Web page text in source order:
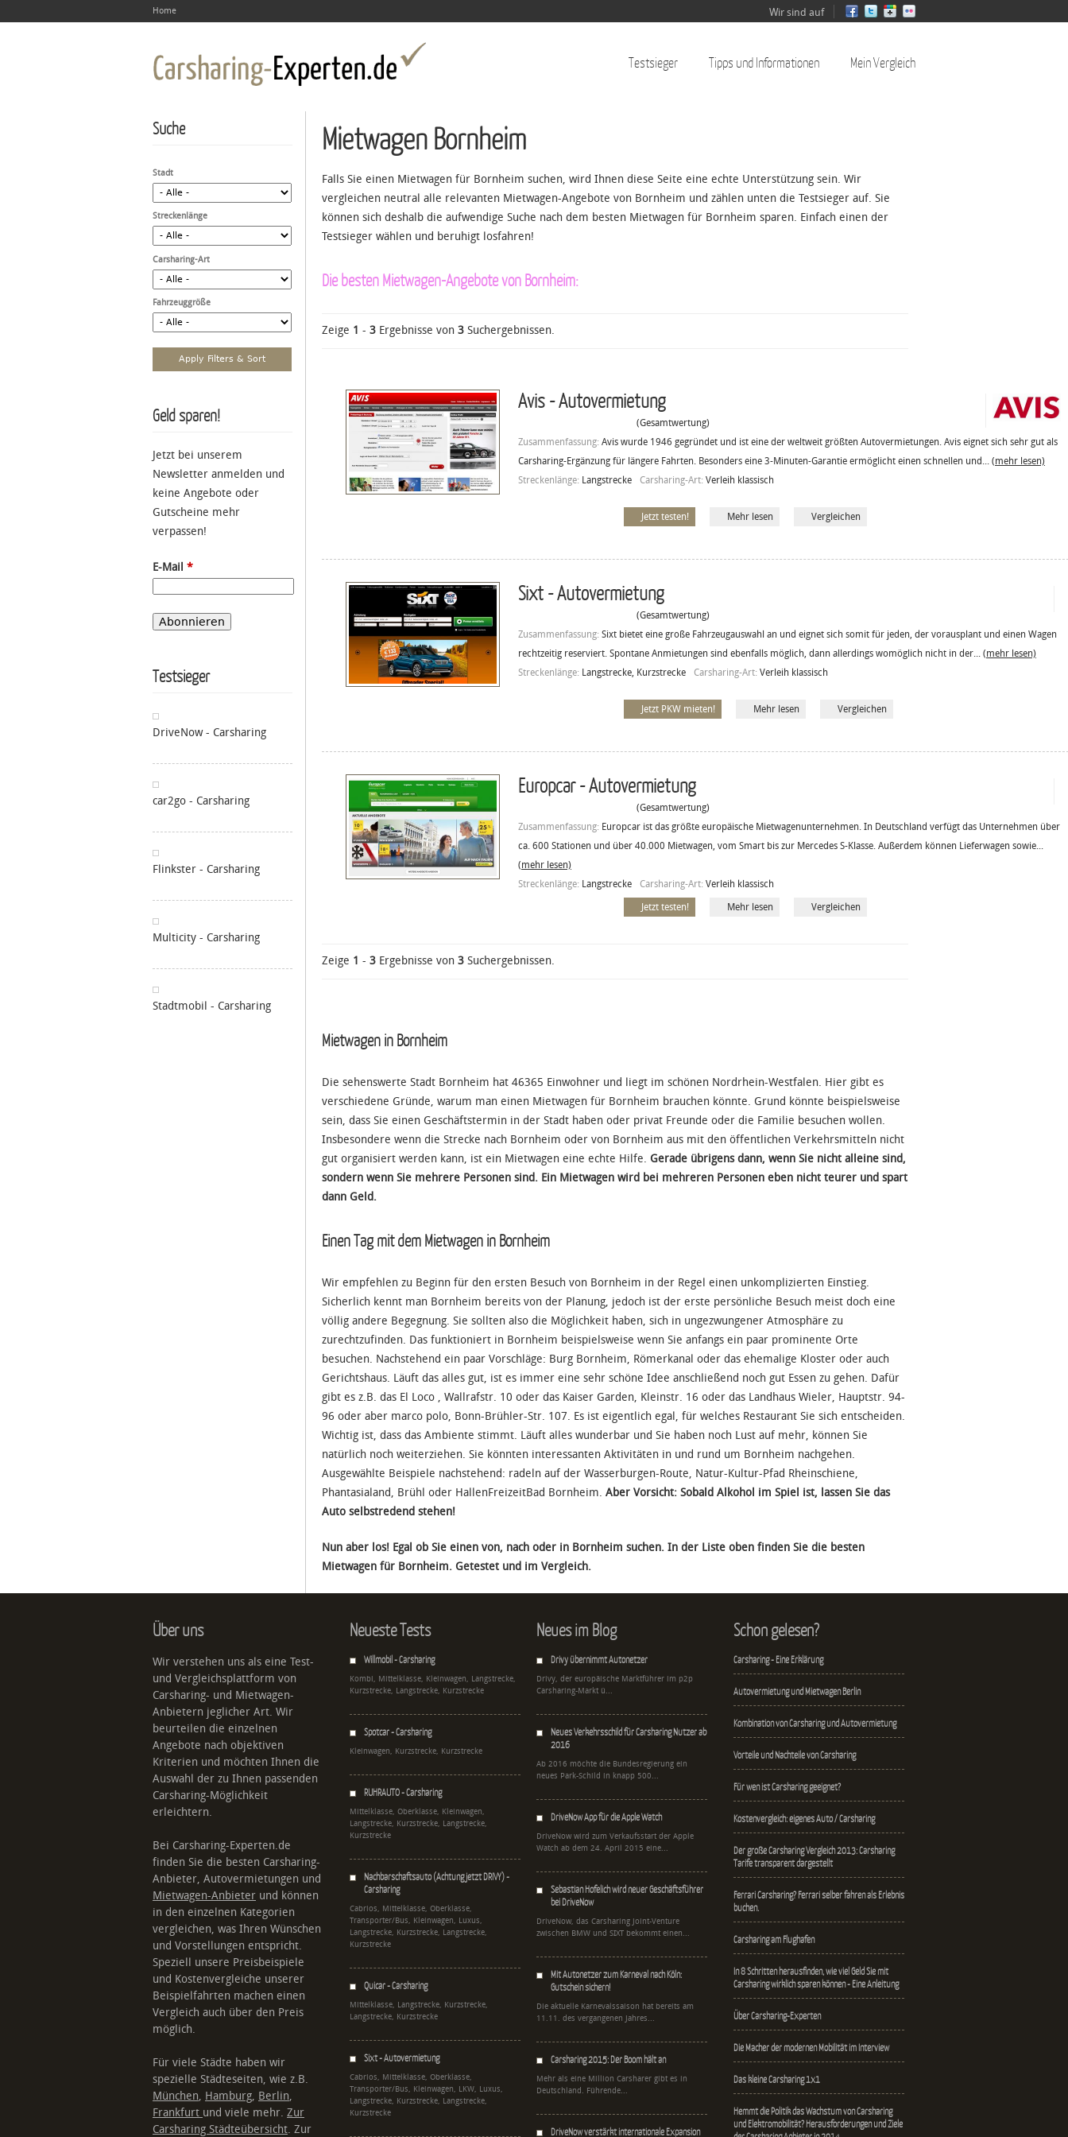
Home Wir sind auf
Testsieger Tipps und Informationen Mein Vergleich
Mietwagen Bornheim
Falls Sie einen Mietwagen für Bornheim suchen, wird Ihnen diese Seite eine echte Unterstützung sein. Wir
vergleichen neutral alle relevanten Mietwagen-Angebote von Bornheim und zählen unten die Testsieger auf. Sie
können sich deshalb die aufwendige Suche nach dem besten Mietwagen für Bornheim sparen. Einfach einen der
Testsieger wählen und beruhigt losfahren!
Die besten Mietwagen-Angebote von Bornheim:
Zeige 1 - 3 Ergebnisse von 3 Suchergebnissen.
Avis - Autovermietung
(Gesamtwertung)
Zusammenfassung: Avis wurde 1946 gegründet und ist eine der weltweit größten Autovermietungen. Avis eignet sich sehr gut als
Carsharing-Ergänzung für längere Fahrten. Besonders eine 3-Minuten-Garantie ermöglicht einen schnellen und... (mehr lesen)
Streckenlänge: Langstrecke Carsharing-Art: Verleih klassisch
Jetzt testen! Mehr lesen Vergleichen
Sixt - Autovermietung
(Gesamtwertung)
Zusammenfassung: Sixt bietet eine große Fahrzeugauswahl an und eignet sich somit für jeden, der vorausplant und einen Wagen
rechtzeitig reserviert. Spontane Anmietungen sind ebenfalls möglich, dann allerdings womöglich nicht in der... (mehr lesen)
Streckenlänge: Langstrecke, Kurzstrecke Carsharing-Art: Verleih klassisch
Jetzt PKW mieten! Mehr lesen Vergleichen
Europcar - Autovermietung
(Gesamtwertung)
Zusammenfassung: Europcar ist das größte europäische Mietwagenunternehmen. In Deutschland verfügt das Unternehmen über
ca. 600 Stationen und über 40.000 Mietwagen, vom Smart bis zur Mercedes S-Klasse. Außerdem können Lieferwagen sowie...
(mehr lesen)
Streckenlänge: Langstrecke Carsharing-Art: Verleih klassisch
Jetzt testen! Mehr lesen Vergleichen
Zeige 1 - 3 Ergebnisse von 3 Suchergebnissen.
Mietwagen in Bornheim
Die sehenswerte Stadt Bornheim hat 46365 Einwohner und liegt im schönen Nordrhein-Westfalen. Hier gibt es
verschiedene Gründe, warum man einen Mietwagen für Bornheim brauchen könnte. Grund könnte beispielsweise
sein, dass Sie einen Geschäftstermin in der Stadt haben oder privat Freunde oder die Familie besuchen wollen.
Insbesondere wenn die Strecke nach Bornheim oder von Bornheim aus mit den öffentlichen Verkehrsmitteln nicht
gut organisiert werden kann, ist ein Mietwagen eine echte Hilfe. Gerade übrigens dann, wenn Sie nicht alleine sind,
sondern wenn Sie mehrere Personen sind. Ein Mietwagen wird bei mehreren Personen eben nicht teurer und spart
dann Geld.
Einen Tag mit dem Mietwagen in Bornheim
Wir empfehlen zu Beginn für den ersten Besuch von Bornheim in der Regel einen unkomplizierten Einstieg.
Sicherlich kennt man Bornheim bereits von der Planung, jedoch ist der erste persönliche Besuch meist doch eine
völlig andere Begegnung. Sie sollten also die Möglichkeit haben, sich in ungezwungener Atmosphäre zu
zurechtzufinden. Das funktioniert in Bornheim beispielsweise wenn Sie anfangs ein paar prominente Orte
besuchen. Nachstehend ein paar Vorschläge: Burg Bornheim, Römerkanal oder das ehemalige Kloster oder auch
Gerichtshaus. Läuft das alles gut, ist es immer eine sehr schöne Idee anschließend noch gut Essen zu gehen. Dafür
gibt es z.B. das El Loco , Wallrafstr. 10 oder das Kaiser Garden, Kleinstr. 16 oder das Landhaus Wieler, Hauptstr. 94-
96 oder aber marco polo, Bonn-Brühler-Str. 107. Es ist eigentlich egal, für welches Restaurant Sie sich entscheiden.
Wichtig ist, dass das Ambiente stimmt. Läuft alles wunderbar und Sie haben noch Lust auf mehr, können Sie
natürlich noch weiterziehen. Sie könnten interessanten Aktivitäten in und rund um Bornheim nachgehen.
Ausgewählte Beispiele nachstehend: radeln auf der Wasserburgen-Route, Natur-Kultur-Pfad Rheinschiene,
Phantasialand, Brühl oder HallenFreizeitBad Bornheim. Aber Vorsicht: Sobald Alkohol im Spiel ist, lassen Sie das
Auto selbstredend stehen!
Nun aber los! Egal ob Sie einen von, nach oder in Bornheim suchen. In der Liste oben finden Sie die besten
Mietwagen für Bornheim. Getestet und im Vergleich.
Suche
Stadt
Streckenlänge
Carsharing-Art
Fahrzeuggröße
Geld sparen!
Jetzt bei unserem
Newsletter anmelden und
keine Angebote oder
Gutscheine mehr
verpassen!
E-Mail *
Testsieger
DriveNow - Carsharing
car2go - Carsharing
Flinkster - Carsharing
Multicity - Carsharing
Stadtmobil - Carsharing
Über uns
Wir verstehen uns als eine Test-
und Vergleichsplattform von
Carsharing- und Mietwagen-
Anbietern jeglicher Art. Wir
beurteilen die einzelnen
Angebote nach objektiven
Kriterien und möchten Ihnen die
Auswahl der zu Ihnen passenden
Carsharing-Möglichkeit
erleichtern.
Bei Carsharing-Experten.de
finden Sie die besten Carsharing-
Anbieter, Autovermietungen und
Mietwagen-Anbieter und können
in den einzelnen Kategorien
vergleichen, was Ihren Wünschen
und Vorstellungen entspricht.
Speziell unsere Preisbeispiele
und Kostenvergleiche unserer
Beispielfahrten machen einen
Vergleich auch über den Preis
möglich.
Für viele Städte haben wir
spezielle Städteseiten, wie z.B.
München, Hamburg, Berlin,
Frankfurt und viele mehr. Zur
Carsharing Städteübersicht. Zur
Neueste Tests
Willmobil - Carsharing
Kombi, Mittelklasse, Kleinwagen, Langstrecke,
Kurzstrecke, Langstrecke, Kurzstrecke
Spotcar - Carsharing
Kleinwagen, Kurzstrecke, Kurzstrecke
RUHRAUTO - Carsharing
Mittelklasse, Oberklasse, Kleinwagen,
Langstrecke, Kurzstrecke, Langstrecke,
Kurzstrecke
Nachbarschaftsauto (Achtung jetzt DRIVY) -
Carsharing
Cabrios, Mittelklasse, Oberklasse,
Transporter/Bus, Kleinwagen, Luxus,
Langstrecke, Kurzstrecke, Langstrecke,
Kurzstrecke
Quicar - Carsharing
Mittelklasse, Langstrecke, Kurzstrecke,
Langstrecke, Kurzstrecke
Sixt - Autovermietung
Cabrios, Mittelklasse, Oberklasse,
Transporter/Bus, Kleinwagen, LKW, Luxus,
Langstrecke, Kurzstrecke, Langstrecke,
Kurzstrecke
Neues im Blog
Drivy übernimmt Autonetzer
Drivy, der europäische Marktführer im p2p
Carsharing-Markt ü...
Neues Verkehrsschild für Carsharing Nutzer ab
2016
Ab 2016 möchte die Bundesregierung ein
neues Park-Schild in knapp 500...
DriveNow App für die Apple Watch
DriveNow wird zum Verkaufsstart der Apple
Watch ab dem 24. April 2015 eine...
Sebastian Hofelich wird neuer Geschäftsführer
bei DriveNow
DriveNow, das Carsharing Joint-Venture
zwischen BMW und SIXT bekommt einen...
Mit Autonetzer zum Karneval nach Köln:
Gutschein sichern!
Die aktuelle Karnevalssaison hat bereits am
11.11. des vergangenen Jahres...
Carsharing 2015: Der Boom hält an
Mehr als eine Million Carsharer gibt es in
Deutschland. Führende...
DriveNow verstärkt internationale Expansion
Schon gelesen?
Carsharing - Eine Erklärung
Autovermietung und Mietwagen Berlin
Kombination von Carsharing und Autovermietung
Vorteile und Nachteile von Carsharing
Für wen ist Carsharing geeignet?
Kostenvergleich: eigenes Auto / Carsharing
Der große Carsharing Vergleich 2013: Carsharing
Tarife transparent dargestellt
Ferrari Carsharing? Ferrari selber fahren als Erlebnis
buchen.
Carsharing am Flughafen
In 8 Schritten herausfinden, wie viel Geld Sie mit
Carsharing wirklich sparen können - Eine Anleitung
Über Carsharing-Experten
Die Macher der modernen Mobilität im Interview
Das kleine Carsharing 1x1
Hemmt die Politik das Wachstum von Carsharing
und Elektromobilität? Herausforderungen und Ziele